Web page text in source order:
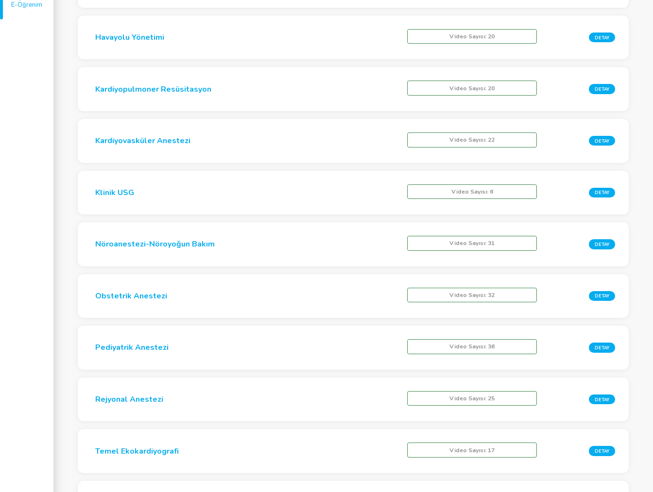
Havayolu Yönetimi Video Sayısı: 20 DETAY
Kardiyopulmoner Resüsitasyon Video Sayısı: 20 DETAY
Kardiyovasküler Anestezi Video Sayısı: 22 DETAY
Klinik USG Video Sayısı:6 DETAY
Nöroanestezi-Nöroyoğun Bakım Video Sayısı: 31 DETAY
Obstetrik Anestezi Video Sayısı: 32 DETAY
Pediyatrik Anestezi Video Sayısı: 36 DETAY
Rejyonal Anestezi Video Sayısı: 25 DETAY
Temel Ekokardiyografi Video Sayısı: 17 DETAY
E-Öğrenim